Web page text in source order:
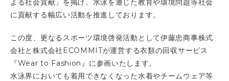
よる社会貢献」を掲げ、水泳を通じた教育や環境問題等社会
に貢献する幅広い活動を推進しております。
この度、更なるスポーツ環境啓発活動として伊藤忠商事株式
会社と株式会社ECOMMITが運営する衣類の回収サービス
『Wear to Fashion』に参画いたします。
水泳界においても着用できなくなった水着やチームウェア等